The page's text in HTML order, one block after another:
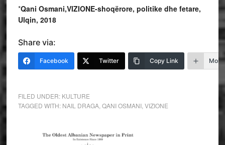
*Qani Osmani,VIZIONE-shoqërore, politike dhe fetare,
Ulqin, 2018
Share via:
Facebook Twitter Copy Link More
FILED UNDER: KULTURE
TAGGED WITH: NAIL DRAGA, QANI OSMANI, VIZIONE